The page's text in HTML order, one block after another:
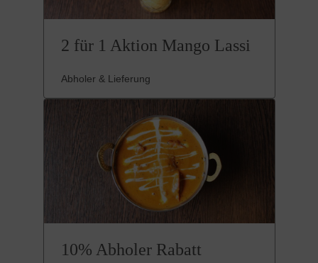
2 für 1 Aktion Mango Lassi
Abholer & Lieferung
10% Abholer Rabatt